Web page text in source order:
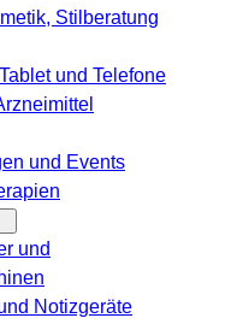
Stilberatung
und Telefone
und Events
und
Notizgeräte